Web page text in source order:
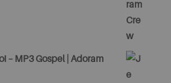
– MP3 Gospel | Adoram